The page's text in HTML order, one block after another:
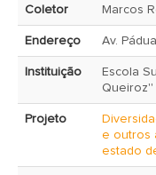
Coletor Marcos
Endereço Av.
Instituição
Escola
Queiroz''
Projeto
e outros
estado